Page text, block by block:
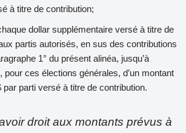
à titre de contribution;
dollar supplémentaire versé à titre de
partis autorisés, en sus des contributions
1° du présent alinéa, jusqu’à
pour ces élections générales, d’un montant
par parti versé à titre de contribution.
droit aux montants prévus à